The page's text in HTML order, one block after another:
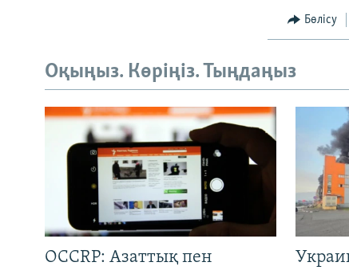
Бөлісу
Оқыңыз. Көріңіз. Тыңдаңыз
OCCRP: Азаттық пен